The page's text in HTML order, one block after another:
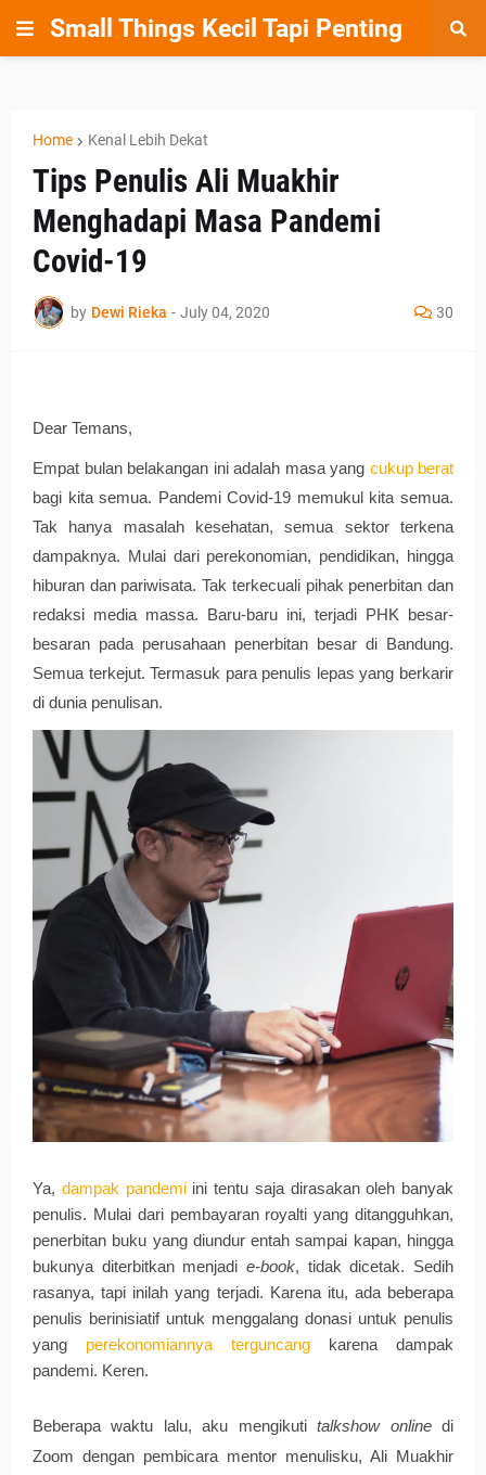
Small Things Kecil Tapi Penting
Home Kenal Lebih Dekat
Tips Penulis Ali Muakhir
Menghadapi Masa Pandemi
Covid-19
by Dewi Rieka - July 04, 2020 30
Dear Temans,
Empat bulan belakangan ini adalah masa yang cukup berat
bagi kita semua. Pandemi Covid-19 memukul kita semua.
Tak hanya masalah kesehatan, semua sektor terkena
dampaknya. Mulai dari perekonomian, pendidikan, hingga
hiburan dan pariwisata. Tak terkecuali pihak penerbitan dan
redaksi media massa. Baru-baru ini, terjadi PHK besar-
besaran pada perusahaan penerbitan besar di Bandung.
Semua terkejut. Termasuk para penulis lepas yang berkarir
di dunia penulisan.
Ya, dampak pandemiini tentu saja dirasakan oleh banyak
penulis. Mulai dari pembayaran royalti yang ditangguhkan,
penerbitan buku yang diundur entah sampai kapan, hingga
bukunya diterbitkan menjadi e-book, tidak dicetak. Sedih
rasanya, tapi inilah yang terjadi. Karena itu, ada beberapa
penulis berinisiatif untuk menggalang donasi untuk penulis
yang perekonomiannya terguncang
karena dampak
pandemi. Keren.
Beberapa waktu lalu, aku mengikuti talkshow online di
Zoom dengan pembicara mentor menulisku, Ali Muakhir